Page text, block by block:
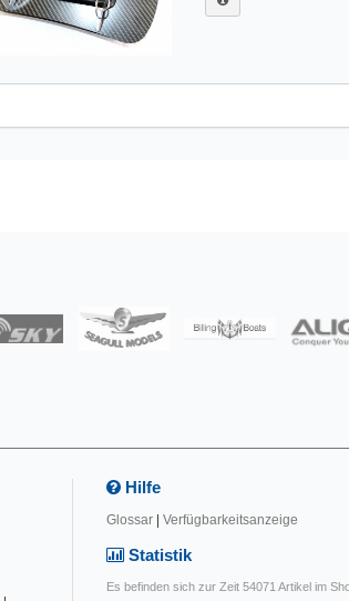
Hilfe
Glossar | Verfügbarkeitsanzeige
Statistik
Es befinden sich zur Zeit 54071 Artikel im